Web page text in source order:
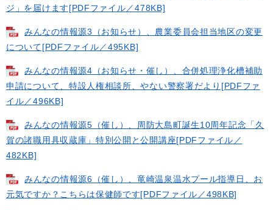
ジ」を届けます[PDFファイル／478KB]
みんなの情報源3（お知らせ）、農業委員会担当地区の変更
について[PDFファイル／495KB]
みんなの情報源4（お知らせ・催し）、合併処理浄化槽補助
申請について、特設人権相談所、やない警察署だより[PDFファ
イル／496KB]
みんなの情報源5（催し）、周防大島町誕生10周年記念「久
賀の諸職用具収蔵庫」特別公開と公開講座[PDFファイル／
482KB]
みんなの情報源6（催し）、竜崎温泉温水プール指導日、お
元気ですか？こちらは保健師です[PDFファイル／498KB]